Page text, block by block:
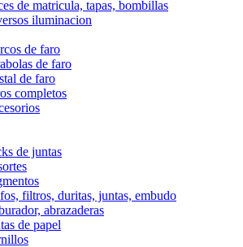
de matricula, tapas, bombillas
iluminacion
de faro
de faro
de faro
completos
de juntas
filtros, duritas, juntas, embudo
abrazaderas
de papel